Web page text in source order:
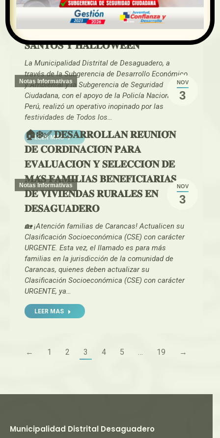
#DesaguaderoSonríeConCadaCasita 💖
#WasiymiEsEsperanza #ViviendaRural…
NOV
3
Notas Informativas
👮𝐎𝐏𝐄𝐑𝐀𝐓𝐈𝐕𝐎 𝐏𝐎𝐑 𝐓𝐎𝐃𝐎𝐒 𝐋𝐎𝐒
𝐒𝐀𝐍𝐓𝐎𝐒 𝐘 𝐇𝐀𝐋𝐋𝐎𝐖𝐄𝐄𝐍
La Municipalidad Distrital de Desaguadero, a
través de la Subgerencia de Desarrollo Económico
y Ambiental y la Subgerencia de Seguridad
Ciudadana, con el apoyo de la Policía Nacional del
Perú, realizó un operativo inopinado por las
festividades de Todos los…
LEER MAS
NOV
3
Notas Informativas
🏠❄️✅ 𝐃𝐄𝐒𝐀𝐑𝐑𝐎𝐋𝐋𝐀𝐍 𝐑𝐄𝐔𝐍𝐈𝐎́𝐍
𝐃𝐄 𝐂𝐎𝐑𝐃𝐈𝐍𝐀𝐂𝐈𝐎́𝐍 𝐏𝐀𝐑𝐀
𝐄𝐕𝐀𝐋𝐔𝐀𝐂𝐈𝐎́𝐍 𝐘 𝐒𝐄𝐋𝐄𝐂𝐂𝐈𝐎́𝐍 𝐃𝐄
𝐌𝐀́𝐒 𝐅𝐀𝐌𝐈𝐋𝐈𝐀𝐒 𝐁𝐄𝐍𝐄𝐅𝐈𝐂𝐈𝐀𝐑𝐈𝐀𝐒
𝐃𝐄 𝐕𝐈𝐕𝐈𝐄𝐍𝐃𝐀𝐒 𝐑𝐔𝐑𝐀𝐋𝐄𝐒 𝐄𝐍
𝐃𝐄𝐒𝐀𝐆𝐔𝐀𝐃𝐄𝐑𝐎
🏡 ¡Atención familias de Carancas! Actualicen su
Clasificación Socioeconómica (CSE) con carácter
URGENTE. Esta vez, el llamado es para más
familias en la jurisdicción de la comunidad de
Carancas, quienes deben actualizar su
Clasificación Socioeconómica (CSE) con carácter
URGENTE, ya…
LEER MAS
← 1 2 3 4 5 19 →
Municipalidad Distrital Desaguadero